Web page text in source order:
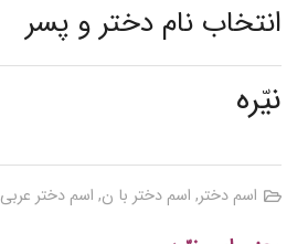
انتخاب نام دختر و پسر
نیّره
اسم دختر, اسم دختر با ن, اسم دختر عربی